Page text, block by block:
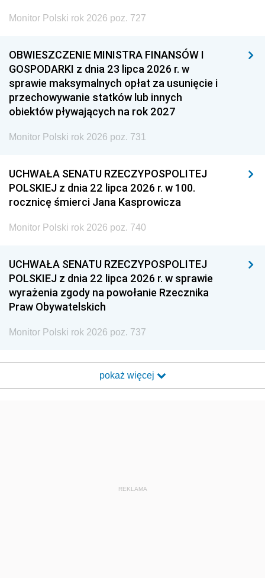
Monitor Polski rok 2026 poz. 727
OBWIESZCZENIE MINISTRA FINANSÓW I
GOSPODARKI z dnia 23 lipca 2026 r. w
sprawie maksymalnych opłat za usunięcie i
przechowywanie statków lub innych
obiektów pływających na rok 2027
Monitor Polski rok 2026 poz. 731
UCHWAŁA SENATU RZECZYPOSPOLITEJ
POLSKIEJ z dnia 22 lipca 2026 r. w 100.
rocznicę śmierci Jana Kasprowicza
Monitor Polski rok 2026 poz. 740
UCHWAŁA SENATU RZECZYPOSPOLITEJ
POLSKIEJ z dnia 22 lipca 2026 r. w sprawie
wyrażenia zgody na powołanie Rzecznika
Praw Obywatelskich
Monitor Polski rok 2026 poz. 737
pokaż więcej
REKLAMA